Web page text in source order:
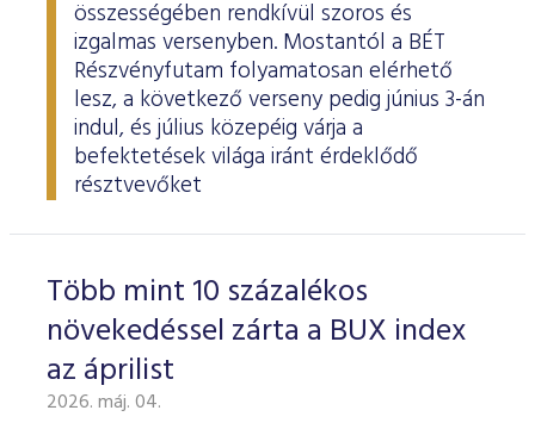
összességében rendkívül szoros és
izgalmas versenyben. Mostantól a BÉT
Részvényfutam folyamatosan elérhető
lesz, a következő verseny pedig június 3-án
indul, és július közepéig várja a
befektetések világa iránt érdeklődő
résztvevőket
Több mint 10 százalékos
növekedéssel zárta a BUX index
az áprilist
2026. máj. 04.